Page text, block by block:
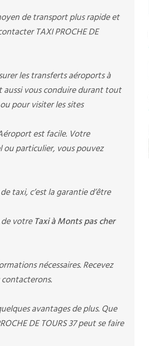
de transport plus rapide et
TAXI PROCHE DE
les transferts aéroports à
aussi vous conduire durant tout
pour visiter les sites
est facile. Votre
ou particulier, vous pouvez
taxi, c’est la garantie d’être
votre Taxi à Monts pas cher
nécessaires. Recevez
avantages de plus. Que
DE TOURS 37 peut se faire